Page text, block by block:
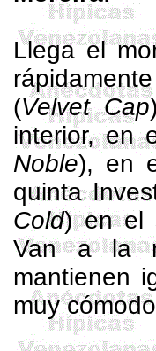
Llega el
rápidamente
(Velvet Cap
interior, en
Noble), en
quinta
Cold) en el
Van a la
mantienen
muy